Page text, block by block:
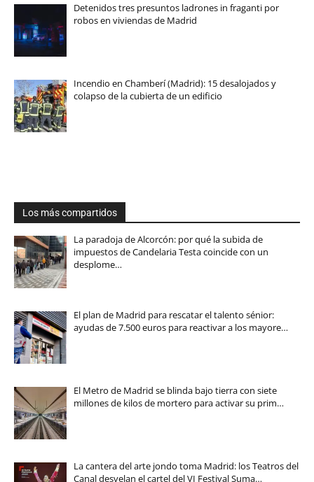
Detenidos tres presuntos ladrones in fraganti por
robos en viviendas de Madrid
Incendio en Chamberí (Madrid): 15 desalojados y
colapso de la cubierta de un edificio
Los más compartidos
La paradoja de Alcorcón: por qué la subida de
impuestos de Candelaria Testa coincide con un
desplome…
El plan de Madrid para rescatar el talento sénior:
ayudas de 7.500 euros para reactivar a los mayore…
El Metro de Madrid se blinda bajo tierra con siete
millones de kilos de mortero para activar su prim…
La cantera del arte jondo toma Madrid: los Teatros del
Canal desvelan el cartel del VI Festival Suma…